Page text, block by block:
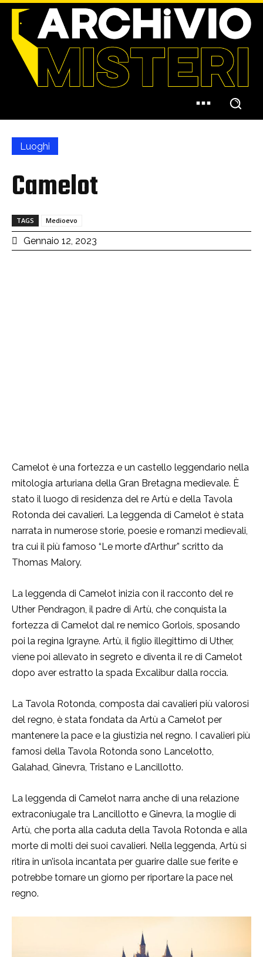
Luoghi
Camelot
TAGS Medioevo
Gennaio 12, 2023
Camelot è una fortezza e un castello leggendario nella
mitologia arturiana della Gran Bretagna medievale. È
stato il luogo di residenza del re Artù e della Tavola
Rotonda dei cavalieri. La leggenda di Camelot è stata
narrata in numerose storie, poesie e romanzi medievali,
tra cui il più famoso “Le morte d’Arthur” scritto da
Thomas Malory.
La leggenda di Camelot inizia con il racconto del re
Uther Pendragon, il padre di Artù, che conquista la
fortezza di Camelot dal re nemico Gorlois, sposando
poi la regina Igrayne. Artù, il figlio illegittimo di Uther,
viene poi allevato in segreto e diventa il re di Camelot
dopo aver estratto la spada Excalibur dalla roccia.
La Tavola Rotonda, composta dai cavalieri più valorosi
del regno, è stata fondata da Artù a Camelot per
mantenere la pace e la giustizia nel regno. I cavalieri più
famosi della Tavola Rotonda sono Lancelotto,
Galahad, Ginevra, Tristano e Lancillotto.
La leggenda di Camelot narra anche di una relazione
extraconiugale tra Lancillotto e Ginevra, la moglie di
Artù, che porta alla caduta della Tavola Rotonda e alla
morte di molti dei suoi cavalieri. Nella leggenda, Artù si
ritira in un’isola incantata per guarire dalle sue ferite e
potrebbe tornare un giorno per riportare la pace nel
regno.